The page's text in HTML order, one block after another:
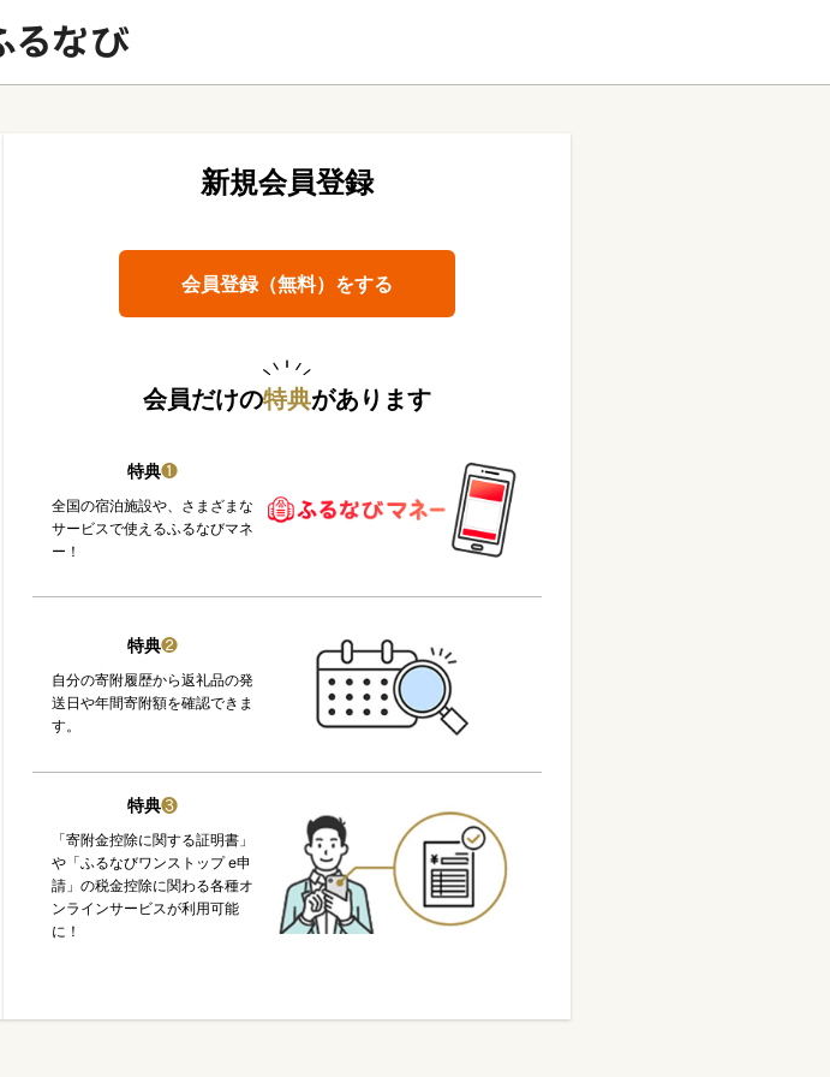
新規会員登録
会員登録（無料）をする
会員だけの特典があります
特典❶
全国の宿泊施設や、さまざまな
サービスで使えるふるなびマネ
ー！
特典❷
自分の寄附履歴から返礼品の発
送日や年間寄附額を確認できま
す。
特典❸
「寄附金控除に関する証明書」
や「ふるなびワンストップ e申
請」の税金控除に関わる各種オ
ンラインサービスが利用可能
に！